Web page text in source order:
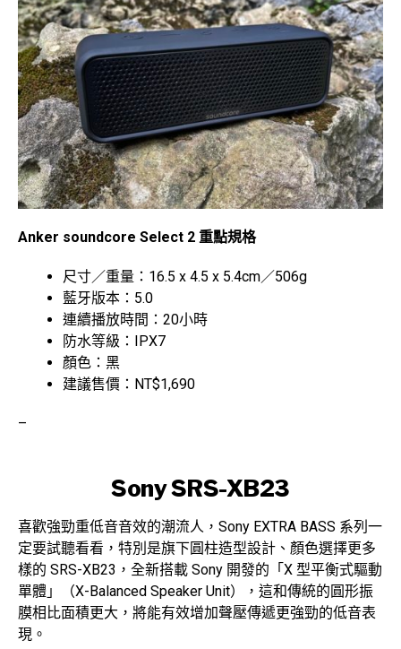
Anker soundcore Select 2 重點規格
尺寸／重量：16.5 x 4.5 x 5.4cm／506g
藍牙版本：5.0
連續播放時間：20小時
防水等級：IPX7
顏色：黑
建議售價：NT$1,690
–
Sony SRS-XB23
喜歡強勁重低音音效的潮流人，Sony EXTRA BASS 系列一
定要試聽看看，特別是旗下圓柱造型設計、顏色選擇更多
樣的 SRS-XB23，全新搭載 Sony 開發的「X 型平衡式驅動
單體」（X-Balanced Speaker Unit），這和傳統的圓形振
膜相比面積更大，將能有效增加聲壓傳遞更強勁的低音表
現。